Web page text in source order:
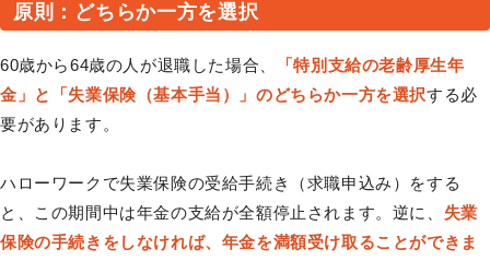
原則：どちらか一方を選択
60歳から64歳の人が退職した場合、
「特別支給の老齢厚生年
金」と「失業保険（基本手当）」のどちらか一方を選択する必
要があります。
ハローワークで失業保険の受給手続き（求職申込み）をする
と、この期間中は年金の支給が全額停止されます。逆に、 失業
保険の手続きをしなければ、年金を満額受け取ることができま